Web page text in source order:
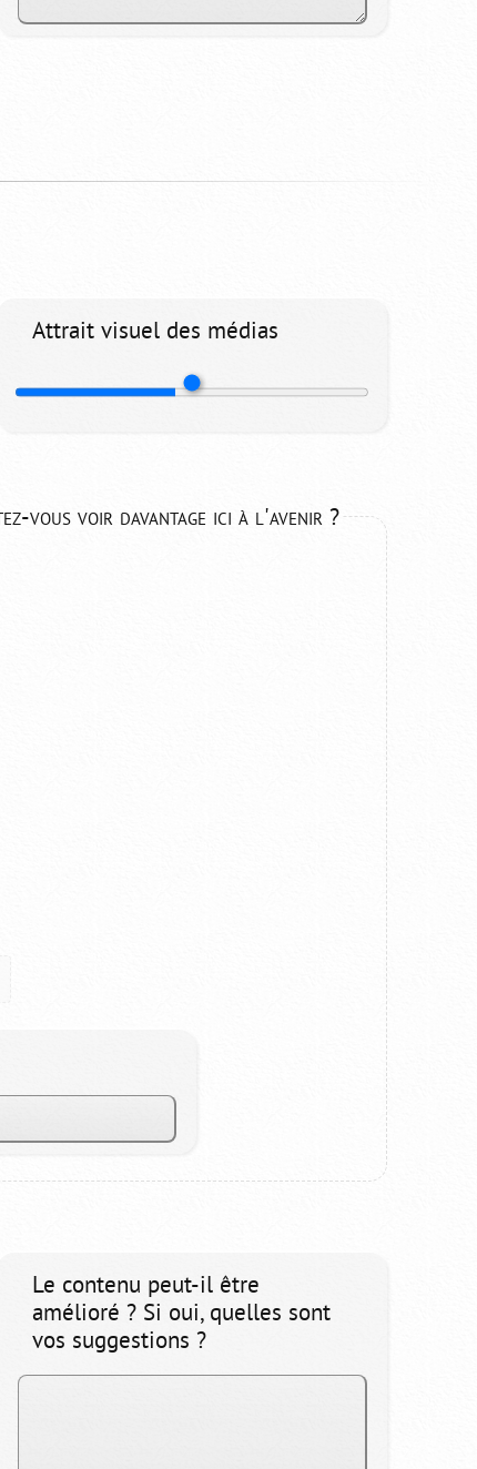
Attrait visuel des médias
vous voir davantage ici à l'avenir ?
Le contenu peut-il être
amélioré ? Si oui, quelles sont
vos suggestions ?